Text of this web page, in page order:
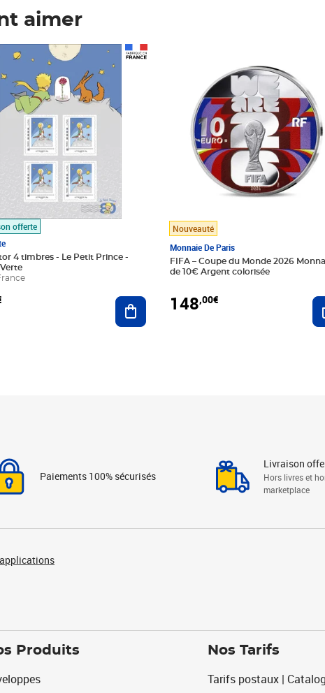
aimer
offerte
4 timbres - Le Petit Prince -
Verte
Ajouter au panier
Nouveauté
Monnaie De Paris
FIFA – Coupe du Monde 2026
de 10€ Argent colorisée
148,00€
Paiements 100% sécurisés
Livraison
Hors livres et
marketplace
Produits Nos Tarifs
Tarifs postaux |